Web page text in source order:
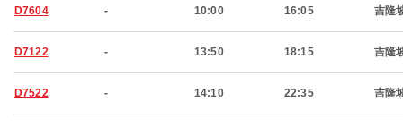
D7604 - 10:00 16:05 吉隆
D7122 - 13:50 18:15 吉隆
D7522 - 14:10 22:35 吉隆